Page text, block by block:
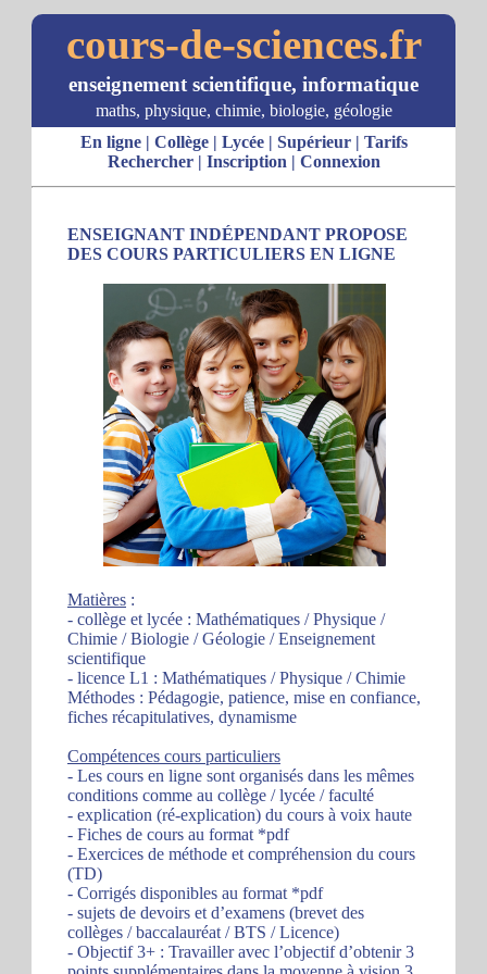
cours-de-sciences.fr
enseignement scientifique, informatique
maths, physique, chimie, biologie, géologie
En ligne| Collège| Lycée| Supérieur| Tarifs
Rechercher| Inscription | Connexion
ENSEIGNANT INDÉPENDANT PROPOSE
DES COURS PARTICULIERS EN LIGNE
Matières :
- collège et lycée : Mathématiques / Physique /
Chimie / Biologie / Géologie / Enseignement
scientifique
- licence L1 : Mathématiques / Physique / Chimie
Méthodes : Pédagogie, patience, mise en confiance,
fiches récapitulatives, dynamisme
Compétences cours particuliers
- Les cours en ligne sont organisés dans les mêmes
conditions comme au collège / lycée / faculté
- explication (ré-explication) du cours à voix haute
- Fiches de cours au format *pdf
- Exercices de méthode et compréhension du cours
(TD)
- Corrigés disponibles au format *pdf
- sujets de devoirs et d’examens (brevet des
collèges / baccalauréat / BTS / Licence)
- Objectif 3+ : Travailler avec l’objectif d’obtenir 3